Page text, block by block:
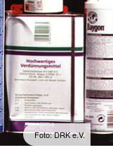
Foto: DRK e.V.